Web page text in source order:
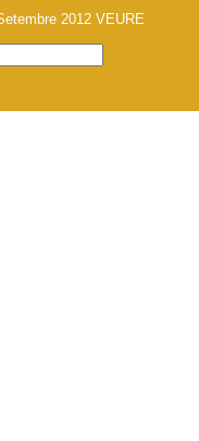
2012 VEURE